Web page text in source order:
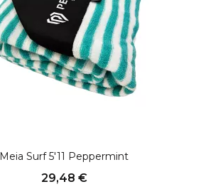
Meia Surf 5'11 Peppermint
29,48 €